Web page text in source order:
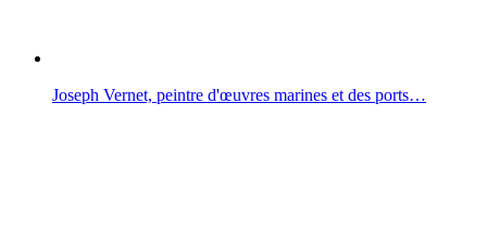
Joseph Vernet, peintre d'œuvres marines et des ports…